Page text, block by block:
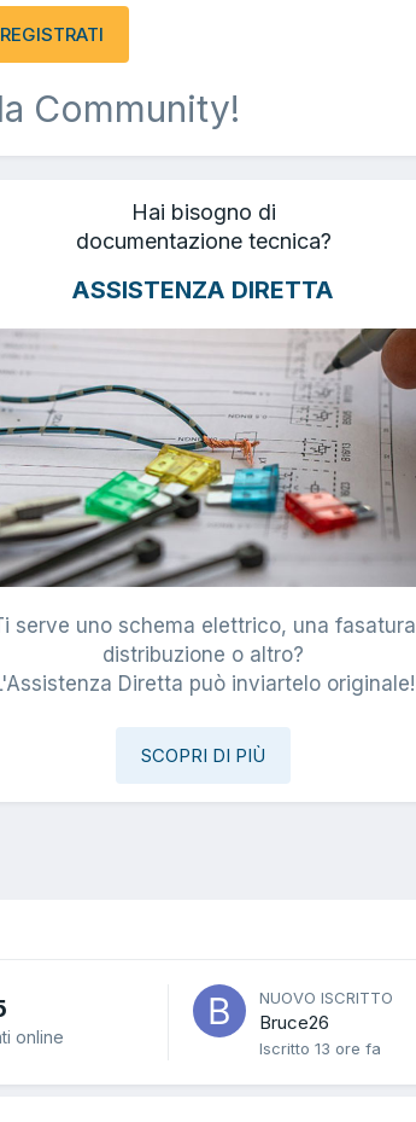
REGISTRATI
Community!
Hai bisogno di
documentazione tecnica?
ASSISTENZA DIRETTA
serve uno schema elettrico, una fasatura
distribuzione o altro?
Diretta può inviartelo originale!
SCOPRI DI PIÙ
online
NUOVO ISCRITTO
Bruce26
Iscritto 13 ore fa